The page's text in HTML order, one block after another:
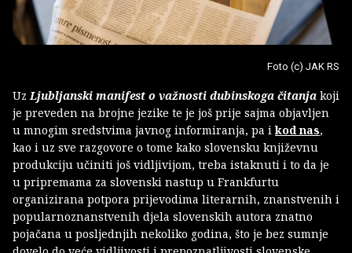
Foto (c) JAK RS
UzLjubljanski manifest o važnosti dubinskoga čitanja koji
je preveden na brojne jezike te je još prije sajma objavljen
u mnogim sredstvima javnog informiranja, pa ikod nas,
kao i uz sve razgovore o tome kako slovensku književnu
produkciju učiniti još vidljivijom, treba istaknuti i to da je
u pripremama za slovenski nastup u Frankfurtu
organizirana potpora prijevodima literarnih, znanstvenih i
popularnoznanstvenih djela slovenskih autora znatno
pojačana u posljednjih nekoliko godina, što je bez sumnje